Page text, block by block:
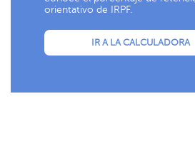
orientativo de IRPF.
IR A LA CALCULADORA